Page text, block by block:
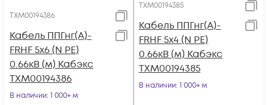
ТХМ00194386
Кабель ППГнг(А)-
FRHF 5х6 (N PE)
0.66кВ (м) Кабэкс
ТХМ00194386
В наличии: 1 000+ м
ТХМ00194385
Кабель ППГнг(А)-
FRHF 5х4 (N PE)
0.66кВ (м) Кабэкс
ТХМ00194385
В наличии: 1 000+ м